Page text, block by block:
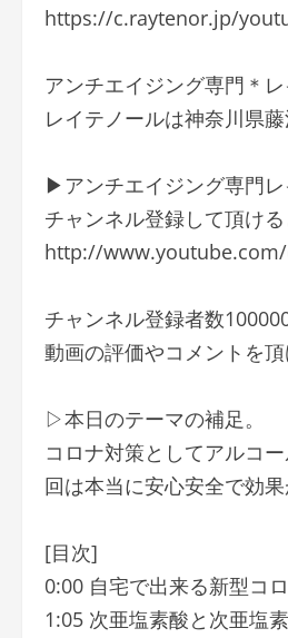
https://c.raytenor.jp/
アンチエイジング専門＊
レイテノールは神奈川県
▶アンチエイジング専門
チャンネル登録して頂ける
http://www.youtube.com/
チャンネル登録者数
動画の評価やコメントを頂
▷本日のテーマの補足。
コロナ対策としてアルコ
回は本当に安心安全で効
[目次]
0:00 自宅で出来る新型コ
1:05 次亜塩素酸と次亜塩